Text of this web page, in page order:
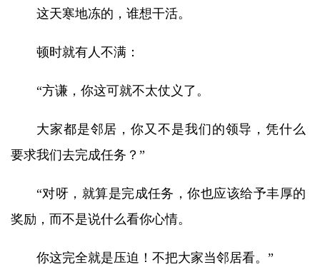
这天寒地冻的，谁想干活。
顿时就有人不满：
“方谦，你这可就不太仗义了。
大家都是邻居，你又不是我们的领导，凭什么
要求我们去完成任务？”
“对呀，就算是完成任务，你也应该给予丰厚的
奖励，而不是说什么看你心情。
你这完全就是压迫！不把大家当邻居看。”